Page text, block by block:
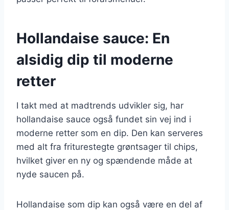
Hollandaise sauce: En
alsidig dip til moderne
retter
I takt med at madtrends udvikler sig, har
hollandaise sauce også fundet sin vej ind i
moderne retter som en dip. Den kan serveres
med alt fra friturestegte grøntsager til chips,
hvilket giver en ny og spændende måde at
nyde saucen på.
Hollandaise som dip kan også være en del af